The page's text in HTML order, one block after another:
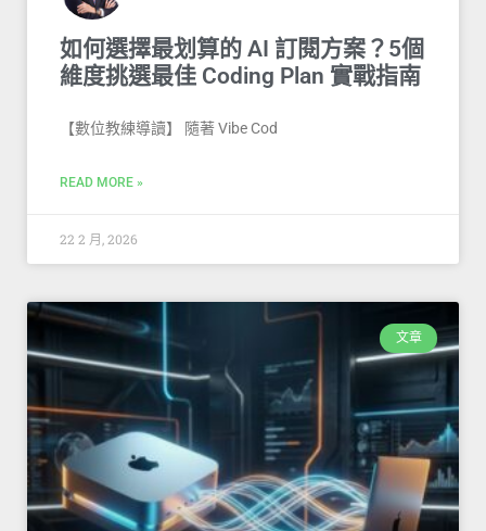
如何選擇最划算的 AI 訂閱方案？5個
維度挑選最佳 Coding Plan 實戰指南
【數位教練導讀】 隨著 Vibe Cod
READ MORE »
22 2 月, 2026
文章